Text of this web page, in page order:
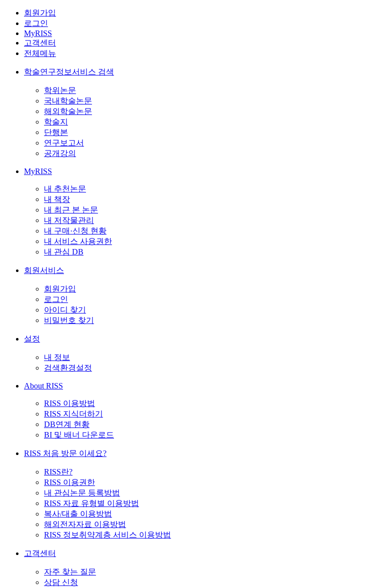
회원가입
로그인
MyRISS
고객센터
전체메뉴
학술연구정보서비스 검색
학위논문
국내학술논문
해외학술논문
학술지
단행본
연구보고서
공개강의
MyRISS
내 추천논문
내 책장
내 최근 본 논문
내 저작물관리
내 구매·신청 현황
내 서비스 사용권한
내 관심 DB
회원서비스
회원가입
로그인
아이디 찾기
비밀번호 찾기
설정
내 정보
검색환경설정
About RISS
RISS 이용방법
RISS 지식더하기
DB연계 현황
BI 및 배너 다운로드
RISS 처음 방문 이세요?
RISS란?
RISS 이용권한
내 관심논문 등록방법
RISS 자료 유형별 이용방법
복사/대출 이용방법
해외전자자료 이용방법
RISS 정보취약계층 서비스 이용방법
고객센터
자주 찾는 질문
상담 신청